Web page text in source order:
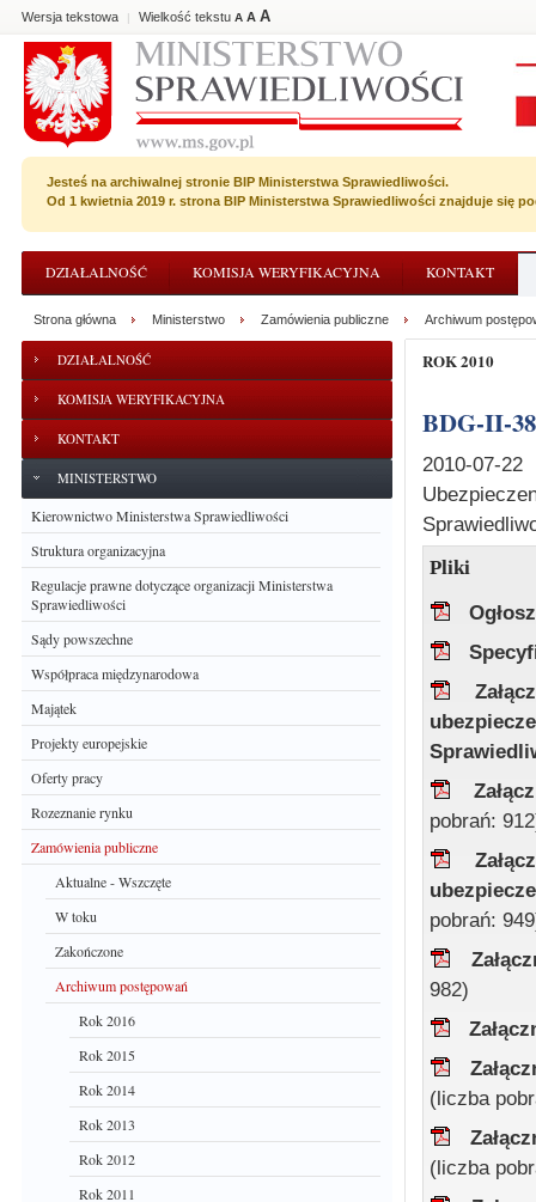
Wersja tekstowa | Wielkość tekstu A A A
Jesteś na archiwalnej stronie BIP Ministerstwa Sprawiedliwości.
Od 1 kwietnia 2019 r. strona BIP Ministerstwa Sprawiedliwości znajduje się
DZIAŁALNOŚĆ KOMISJA WERYFIKACYJNA KONTAKT
DZIAŁALNOŚĆ
KOMISJA WERYFIKACYJNA
KONTAKT
MINISTERSTWO
Kierownictwo Ministerstwa Sprawiedliwości
Struktura organizacyjna
Regulacje prawne dotyczące organizacji Ministerstwa
Sprawiedliwości
Sądy powszechne
Współpraca międzynarodowa
Majątek
Projekty europejskie
Oferty pracy
Rozeznanie rynku
Zamówienia publiczne
Aktualne - Wszczęte
W toku
Zakończone
Archiwum postępowań
Rok 2016
Rok 2015
Rok 2014
Rok 2013
Rok 2012
Rok 2011
Strona główna Ministerstwo Zamówienia publiczne Archiwum
ROK 2010
BDG-II-
2010-07-22
Pliki
pobrań:
pobrań:
982)
(liczba
(liczba